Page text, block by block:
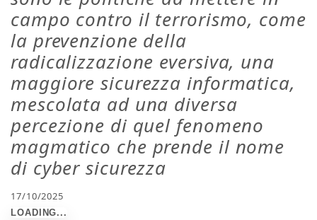
campo contro il terrorismo, come
la prevenzione della
radicalizzazione eversiva, una
maggiore sicurezza informatica,
mescolata ad una diversa
percezione di quel fenomeno
magmatico che prende il nome
di cyber sicurezza
17/10/2025